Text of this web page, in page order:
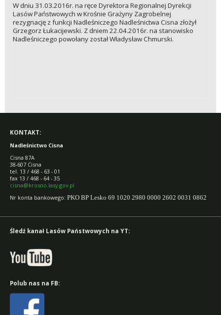
W dniu 31.03.2016r. na ręce Dyrektora Regionalnej Dyrekcji
Lasów Państwowych w Krośnie Grażyny Zagrobelnej
rezygnację z funkcji Nadleśniczego Nadleśnictwa Cisna złożył
Grzegorz Łukacijewski. Z dniem 22.04.2016r. na stanowisko
Nadleśniczego powołany został Władysław Chmurski.
KONTAKT:
Nadleśnictwo Cisna
Cisna 87A
38-607 Cisna
tel. 13 / 468 - 63 - 01
fax 13 / 468 - 64 - 35
cisna@krosno.lasy.gov.pl
Nr konta bankowego: PKO BP Lesko 69 1020 2980 0000 2602 0031 0862
Śledź kanał Lasów Państwowych na YT:
Polub nas na FB: